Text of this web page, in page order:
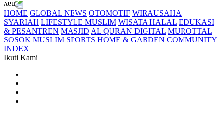
HOME GLOBAL NEWS OTOMOTIF WIRAUSAHA
SYARIAH LIFESTYLE MUSLIM WISATA HALAL EDUKASI
& PESANTREN MASJID AL QURAN DIGITAL MUROTTAL
SOSOK MUSLIM SPORTS HOME & GARDEN COMMUNITY
INDEX
Ikuti Kami